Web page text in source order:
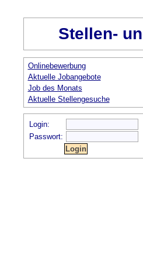
Stellen-
Onlinebewerbung
Aktuelle Jobangebote
Job des Monats
Aktuelle Stellengesuche
Login:
Passwort: